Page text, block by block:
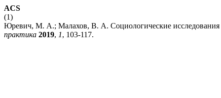
ACS
(1)
Юревич, М. А.; Малахов, В. А. Социологические
практика 2019, 1, 103-117.